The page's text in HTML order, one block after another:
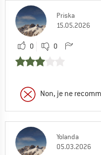
Priska
15.05.2026
0 0
Non, je ne
Yolanda
05.03.2026